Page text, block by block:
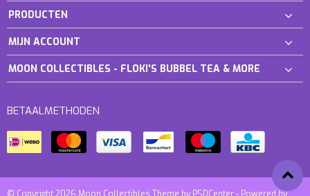
PRODUCTEN
MIJN ACCOUNT
MOON COLLECTIBLES - FLOKI'S BUBBEL TEA & MORE
BETAALMETHODEN